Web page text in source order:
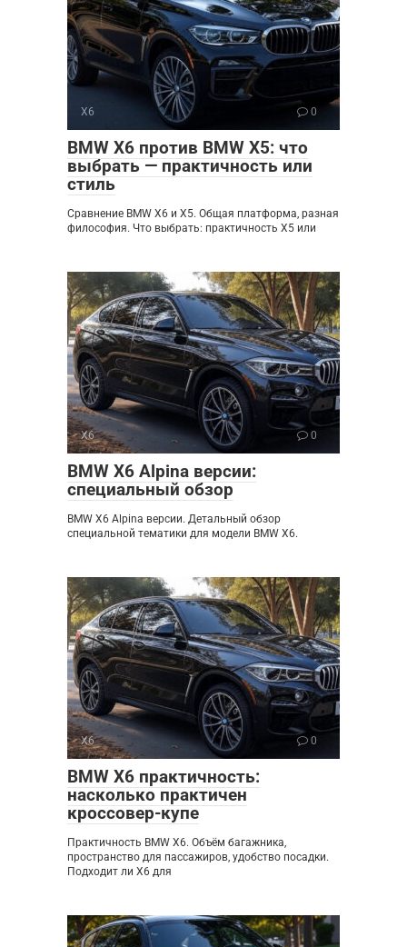
X6 0
BMW X6 против BMW X5: что
выбрать — практичность или
стиль
Сравнение BMW X6 и X5. Общая платформа, разная
философия. Что выбрать: практичность X5 или
X6 0
BMW X6 Alpina версии:
специальный обзор
BMW X6 Alpina версии. Детальный обзор
специальной тематики для модели BMW X6.
X6 0
BMW X6 практичность:
насколько практичен
кроссовер-купе
Практичность BMW X6. Объём багажника,
пространство для пассажиров, удобство посадки.
Подходит ли X6 для